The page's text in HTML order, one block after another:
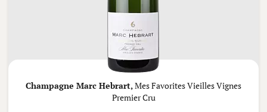
Champagne Marc Hebrart, Mes Favorites Vieilles Vignes
Premier Cru